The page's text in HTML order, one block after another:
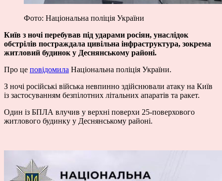
Фото: Національна поліція України
Київ з ночі перебував під ударами росіян, унаслідок
обстрілів постраждала цивільна інфраструктура, зокрема
житловий будинок у Деснянському районі.
Про це повідомила Національна поліція України.
З ночі російські війська невпинно здійснювали атаку на Київ
із застосуванням безпілотних літальних апаратів та ракет.
Один із БПЛА влучив у верхні поверхи 25-поверхового
житлового будинку у Деснянському районі.